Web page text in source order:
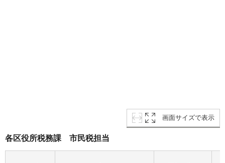
画面サイズで表示
各区役所税務課 市民税担当